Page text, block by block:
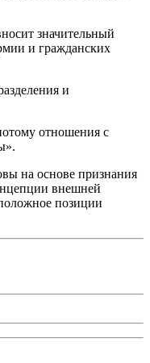
значительный
и гражданских
и
отношения с
на основе признания
внешней
позиции